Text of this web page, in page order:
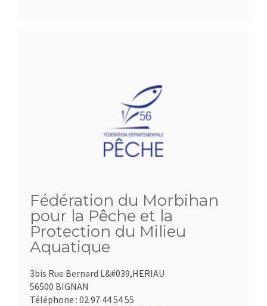
Fédération du Morbihan
pour la Pêche et la
Protection du Milieu
Aquatique
3bis Rue Bernard L&#039,HERIAU
56500 BIGNAN
Téléphone : 02 97 44 54 55